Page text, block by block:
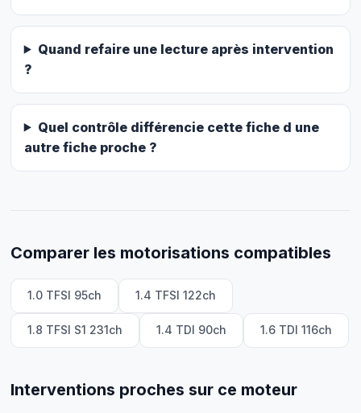
Quand refaire une lecture après intervention
?
Quel contrôle différencie cette fiche d une
autre fiche proche ?
Comparer les motorisations compatibles
1.0 TFSI 95ch 1.4 TFSI 122ch
1.8 TFSI S1 231ch 1.4 TDI 90ch 1.6 TDI 116ch
Interventions proches sur ce moteur